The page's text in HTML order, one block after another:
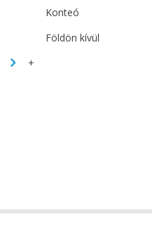
Konteó
Földön kívül
+